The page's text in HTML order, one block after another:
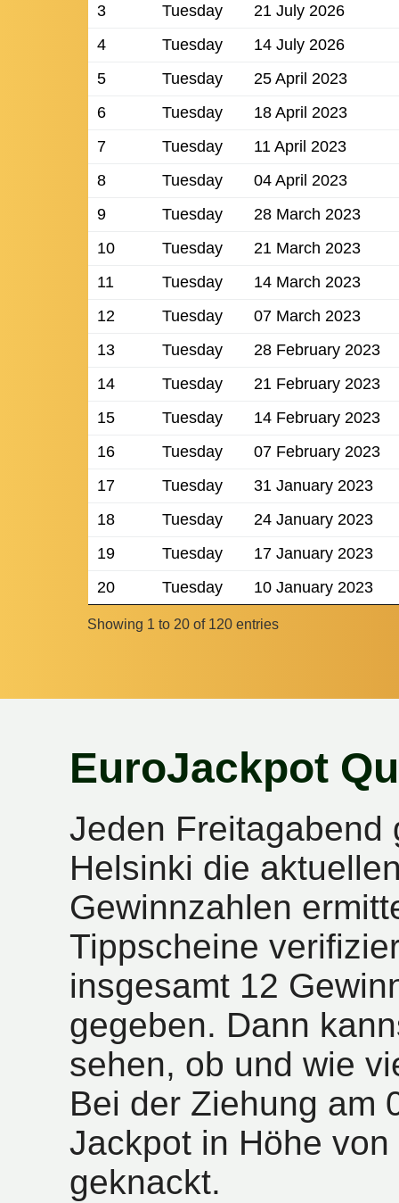
3
Tuesday
21 July 2026
4
Tuesday
14 July 2026
5
Tuesday
25 April 2023
6
Tuesday
18 April 2023
7
Tuesday
11 April 2023
8
Tuesday
04 April 2023
9
Tuesday
28 March 2023
10
Tuesday
21 March 2023
11
Tuesday
14 March 2023
12
Tuesday
07 March 2023
13
Tuesday
28 February 2023
14
Tuesday
21 February 2023
15
Tuesday
14 February 2023
16
Tuesday
07 February 2023
17
Tuesday
31 January 2023
18
Tuesday
24 January 2023
19
Tuesday
17 January 2023
20
Tuesday 10 January 2023
Showing 1 to 20 of 120 entries
EuroJackpot
Jeden Freitagabend
Helsinki die
Gewinnzahlen
Tippscheine
insgesamt 12
gegeben. Dann
sehen, ob und wie
Bei der Ziehung am
Jackpot in Höhe
geknackt.